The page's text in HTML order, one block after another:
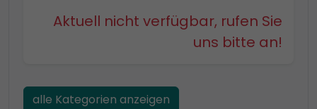
Aktuell nicht verfügbar, rufen Sie
uns bitte an!
alle Kategorien anzeigen